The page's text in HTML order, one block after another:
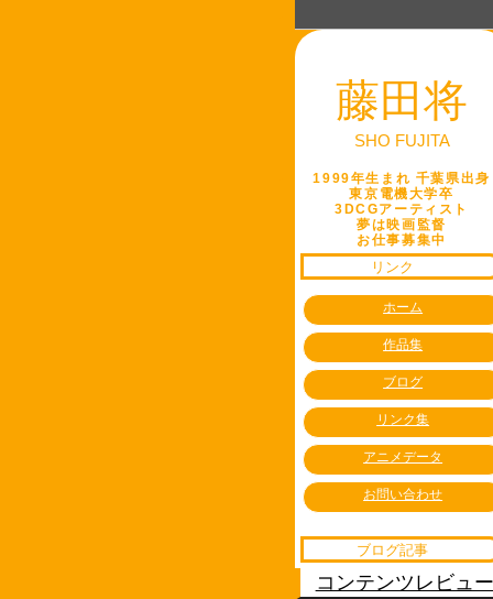
藤田将
SHO FUJITA
1999年生まれ 千葉県出身
東京電機大学卒
3DCGアーティスト
夢は映画監督
お仕事募集中
リンク
ホーム
作品集
ブログ
リンク集
アニメデータ
お問い合わせ
ブログ記事
コンテンツレビュー